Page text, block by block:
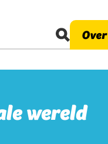
wereld